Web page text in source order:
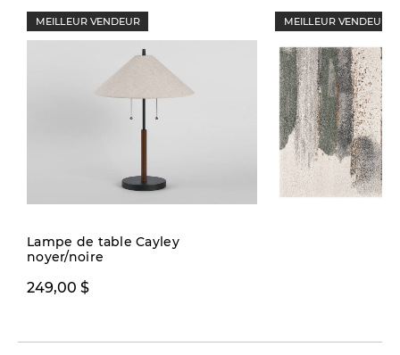
MEILLEUR VENDEUR
Lampe de table Cayley
noyer/noire
249,00 $
MEILLEUR VENDEUR